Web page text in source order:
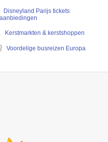
Disneyland Parijs tickets
aanbiedingen
Kerstmarkten & kerstshoppen
Voordelige busreizen Europa